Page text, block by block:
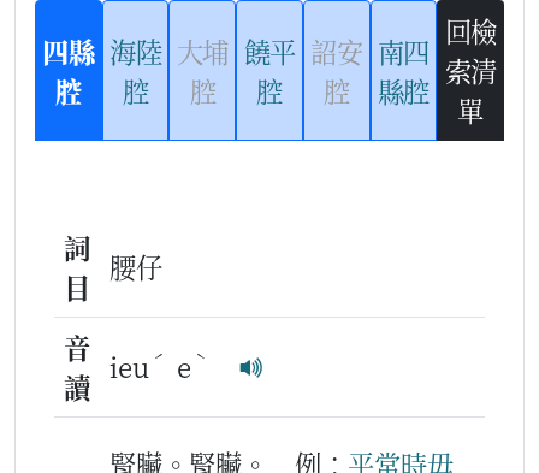
四縣
腔
海陸
腔
大埔
腔
饒平
腔
詔安
腔
南四
縣腔
回檢
索清
單
詞
目
腰仔
音
讀
ieu ˊ e ˋ
腎臟。腎臟。 例： 平常時毋